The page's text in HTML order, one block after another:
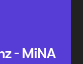
- MiNA